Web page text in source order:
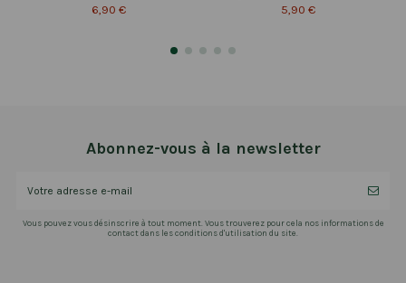
6,90 €
5,90 €
Abonnez-vous à la newsletter
Vous pouvez vous désinscrire à tout moment. Vous trouverez pour cela nos informations de
contact dans les conditions d'utilisation du site.